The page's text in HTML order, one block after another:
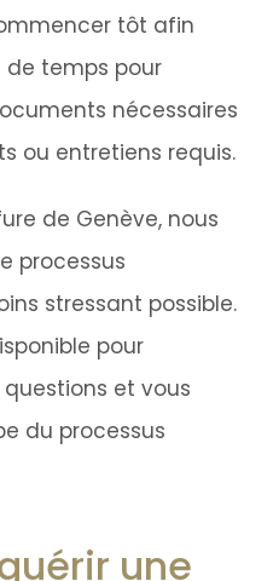
tôt afin
de temps pour
nécessaires
ou entretiens requis.
de Genève, nous
processus
stressant possible.
pour
et vous
du processus
une